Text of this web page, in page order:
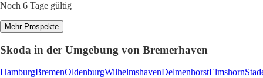
Noch 6 Tage gültig
Mehr Prospekte
Skoda in der Umgebung von Bremerhaven
HamburgBremenOldenburgWilhelmshavenDelmenhorstElmshorn